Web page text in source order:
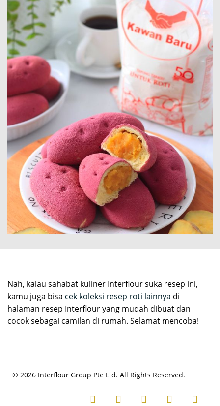
Nah, kalau sahabat kuliner Interflour suka resep ini,
kamu juga bisa cek koleksi resep roti lainnya di
halaman resep Interflour yang mudah dibuat dan
cocok sebagai camilan di rumah. Selamat mencoba!
© 2026 Interflour Group Pte Ltd. All Rights Reserved.